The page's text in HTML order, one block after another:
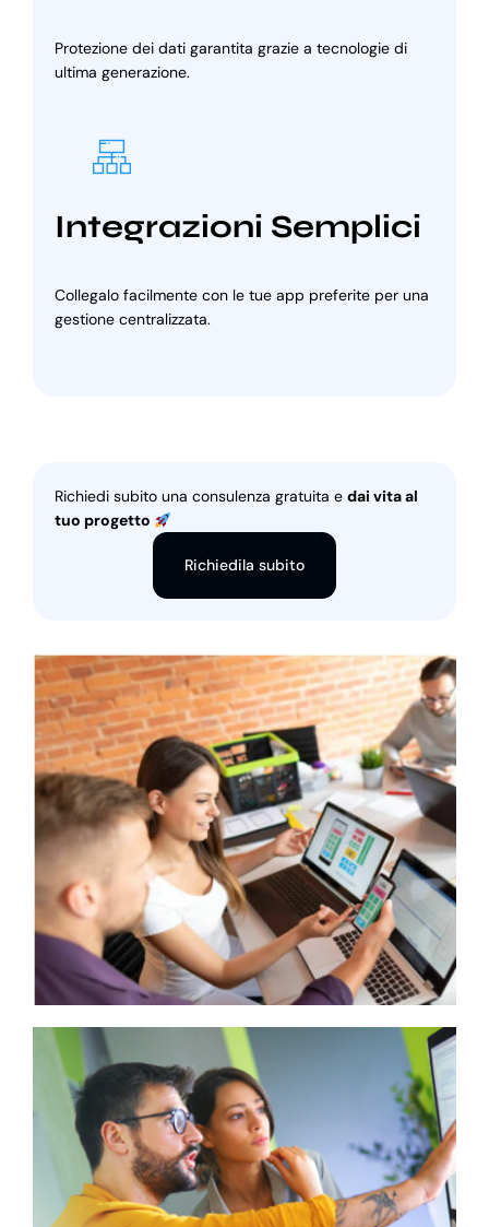
Protezione dei dati garantita grazie a tecnologie di
ultima generazione.
Integrazioni Semplici
Collegalo facilmente con le tue app preferite per una
gestione centralizzata.
Richiedi subito una consulenza gratuita e dai vita al
tuo progetto
Richiedila subito